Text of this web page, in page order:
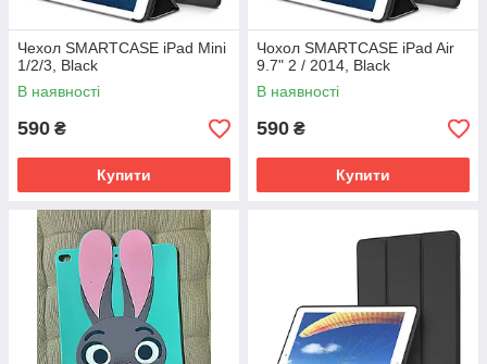
Чехол SMARTCASE iPad Mini
1/2/3, Black
В наявності
590 ₴
Купити
Чохол SMARTCASE iPad Air
9.7" 2 / 2014, Black
В наявності
590 ₴
Купити